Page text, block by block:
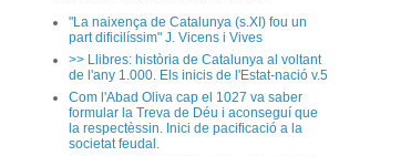
"La naixença de Catalunya (s.XI) fou un
part dificilíssim" J. Vicens i Vives
>> Llibres: història de Catalunya al voltant
de l'any 1.000. Els inicis de l'Estat-nació v.5
Com l'Abad Oliva cap el 1027 va saber
formular la Treva de Déu i aconseguí que
la respectèssin. Inici de pacificació a la
societat feudal.